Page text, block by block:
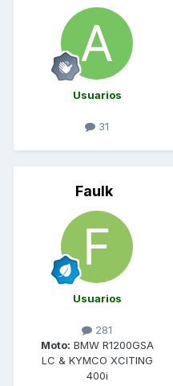
Usuarios
31
Faulk
Usuarios
281
Moto: BMW R1200GSA
LC & KYMCO XCITING
400i